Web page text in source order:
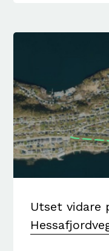
Utset vidare